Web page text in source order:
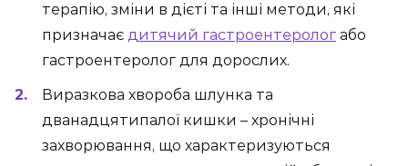
терапію, зміни в дієті та інші методи, які
призначає дитячий гастроентеролог або
гастроентеролог для дорослих.
Виразкова хвороба шлунка та
дванадцятипалої кишки – хронічні
захворювання, що характеризуються